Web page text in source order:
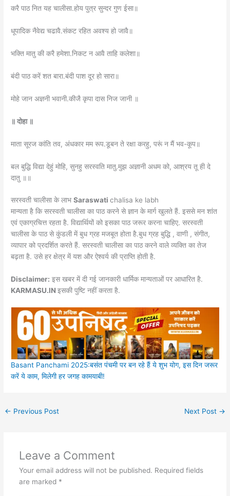
करै पाठ नित यह चालीसा.होय पुत्र सुन्दर गुण ईसा॥
धूपादिक नैवेद्य चढावै.संकट रहित अवश्य हो जावै॥
भक्ति मातु की करै हमेशा.निकट न आवै ताहि कलेशा॥
बंदी पाठ करें शत बारा.बंदी पाश दूर हो सारा॥
मोहे जान अज्ञनी भवानी.कीजै कृपा दास निज जानी ॥
॥ दोहा ॥
माता सूरज कांति तव, अंधकार मम रूप.डूबन ते रक्षा करहु, परूं न मैं भव-कूप॥
बल बुद्धि विद्या देहुं मोहि, सुनहु सरस्वति मातु.मुझ अज्ञानी अधम को, आश्रय तू ही दे
दातु ॥॥
सरस्वती चालीसा के लाभSaraswatichalisa ke labh
मान्यता है कि सरस्वती चालीसा का पाठ करने से ज्ञान के मार्ग खुलते हैं. इससे मन शांत
एवं एकाग्रचित्त रहता है. विद्यार्थियों को इसका पाठ जरूर करना चाहिए. सरस्वती
चालीसा के पाठ से कुंडली में बुध ग्रह मजबूत होता है.बुध ग्रह बुद्धि , वाणी , संगीत,
व्यापार को प्रदर्शित करते हैं. सरस्वती चालीसा का पाठ करने वाले व्यक्ति का तेज
बढ़ता है. उसे हर क्षेत्र में यश और ऐश्वर्य की प्राप्ति होती है.
Disclaimer: इस खबर में दी गई जानकारी धार्मिक मान्यताओं पर आधारित है.
KARMASU.INइसकी पुष्टि नहीं करता है.
Basant Panchami 2025:बसंत पंचमी पर बन रहे हैं ये शुभ योग, इस दिन जरूर
करें ये काम, मिलेगी हर जगह कामयाबी!
← Previous Post Next Post →
Leave a Comment
Your email address will not be published. Required fields
are marked *